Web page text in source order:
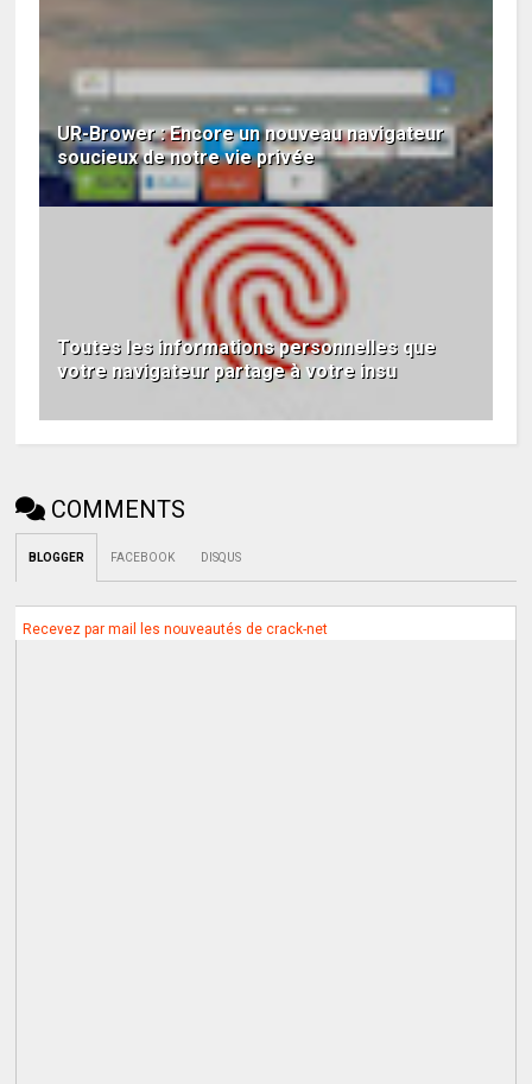
UR-Brower : Encore un nouveau navigateur
soucieux de notre vie privée
Toutes les informations personnelles que
votre navigateur partage à votre insu
COMMENTS
BLOGGER FACEBOOK DISQUS
Recevez par mail les nouveautés de crack-net